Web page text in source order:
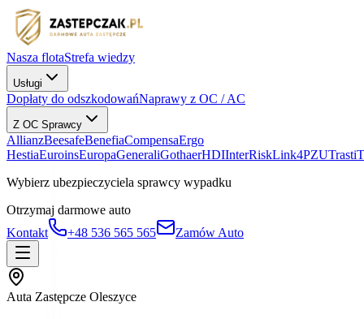
Nasza flotaStrefa wiedzy
Usługi
Dopłaty do odszkodowańNaprawy z OC / AC
Z OC Sprawcy
AllianzBeesafeBenefiaCompensaErgo
HestiaEuroinsEuropaGeneraliGothaerHDIInterRiskLink4PZUTrasti
Wybierz ubezpieczyciela sprawcy wypadku
Otrzymaj darmowe auto
Kontakt
+48 536 565 565 Zamów Auto
Auta Zastępcze Oleszyce